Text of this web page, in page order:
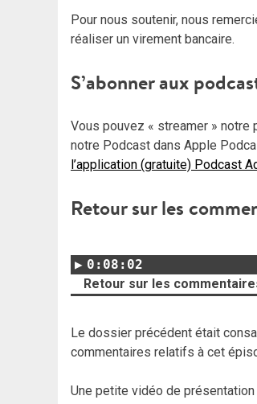
Pour nous soutenir, nous
réaliser un virement bancaire.
S’abonner aux
Vous pouvez « streamer » notre
notre Podcast dans Apple
l’application (gratuite) Podcast
Retour sur les
0:08:02
Retour sur les
Le dossier précédent était
commentaires relatifs à cet
Une petite vidéo de présentation